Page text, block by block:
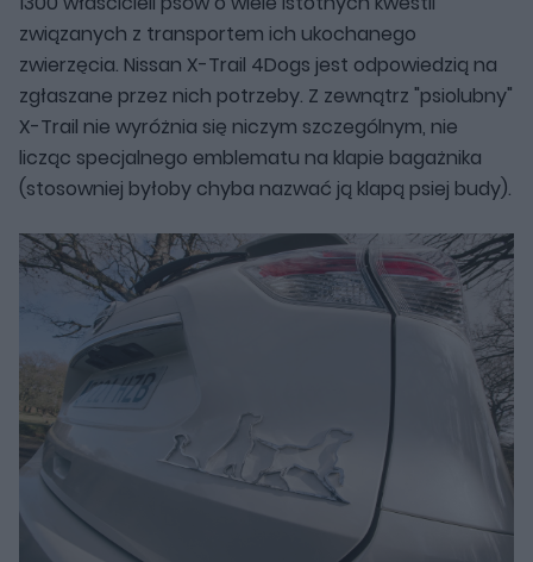
związanych z transportem ich ukochanego
zwierzęcia. Nissan X-Trail 4Dogs jest odpowiedzią na
zgłaszane przez nich potrzeby. Z zewnątrz "psiolubny"
X-Trail nie wyróżnia się niczym szczególnym, nie
licząc specjalnego emblematu na klapie bagażnika
(stosowniej byłoby chyba nazwać ją klapą psiej budy).